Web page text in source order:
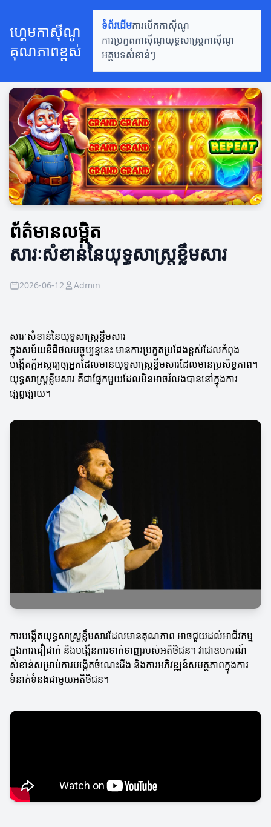
ហ្គេមកាស៊ីណូ
គុណភាពខ្ពស់
ទំព័រដើមការបើកកាស៊ីណូ
ការប្រកួតកាស៊ីណូយុទ្ធសាស្ត្រកាស៊ីណូ
អត្ថបទសំខាន់ៗ
ព័ត៌មានលម្អិត
សារៈសំខាន់នៃយុទ្ធសាស្ត្រខ្លឹមសារ
2026-06-12 Admin
សារៈសំខាន់នៃយុទ្ធសាស្ត្រខ្លឹមសារ
ក្នុងសម័យឌីជីថលបច្ចុប្បន្ននេះ មានការប្រកួតប្រជែងខ្ពស់ដែលកំពុង
បង្កើតក្តីអស្ចារ្យឲ្យអ្នកដែលមានយុទ្ធសាស្ត្រខ្លឹមសារដែលមានប្រសិទ្ធភាព។
យុទ្ធសាស្ត្រខ្លឹមសារ គឺជាផ្នែកមួយដែលមិនអាចរំលងបាននៅក្នុងការ
ផ្សព្វផ្សាយ។
ការបង្កើតយុទ្ធសាស្ត្រខ្លឹមសារដែលមានគុណភាព អាចជួយដល់អាជីវកម្ម
ក្នុងការជឿជាក់ និងបង្កើនការទាក់ទាញរបស់អតិថិជន។ វាជាឧបករណ៍
សំខាន់សម្រាប់ការបង្កើតចំណេះដឹង និងការអភិវឌ្ឍន៍សមត្ថភាពក្នុងការ
ទំនាក់ទំនងជាមួយអតិថិជន។